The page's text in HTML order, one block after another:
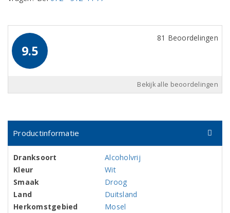
9.5
81 Beoordelingen
Bekijk alle beoordelingen
Productinformatie
Dranksoort
Alcoholvrij
Kleur
Wit
Smaak
Droog
Land
Duitsland
Herkomstgebied
Mosel